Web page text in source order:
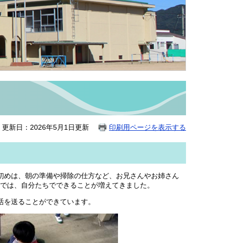
更新日：2026年5月1日更新 印刷用ページを表示する
は、朝の準備や掃除の仕方など、お兄さんやお姉さん
は、自分たちでできることが増えてきました。
送ることができています。